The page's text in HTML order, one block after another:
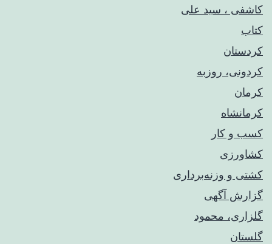
کاشفی ، سید علی
کتاب
کردستان
کردونی، روزبه
کرمان
کرمانشاه
کسب و کار
کشاورزی
کشتی و وزنه‌برداری
گزارش آگهی
گلزاری، محمود
گلستان